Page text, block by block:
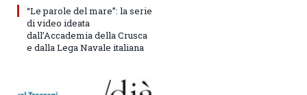
“Le parole del mare”: la serie
di video ideata
dall’Accademia della Crusca
e dalla Lega Navale italiana